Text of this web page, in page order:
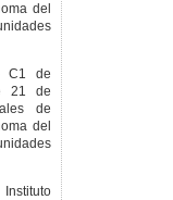
del
C1 de
21 de
de
del